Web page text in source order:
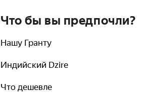
Что бы вы предпочли?
Нашу Гранту
Индийский Dzire
Что дешевле